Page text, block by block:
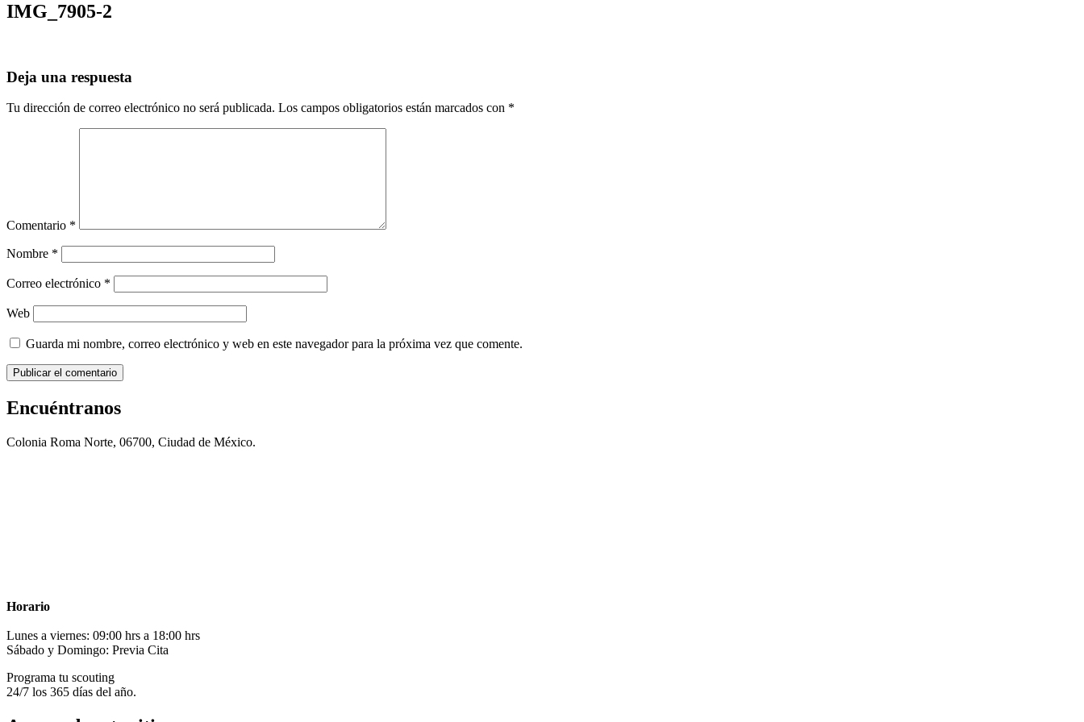
IMG_7905-2
Deja una respuesta
Tu dirección de correo electrónico no será publicada. Los campos obligatorios están marcados con *
Comentario *
Nombre *
Correo electrónico *
Web
Guarda mi nombre, correo electrónico y web en este navegador para la próxima vez que comente.
Encuéntranos
Colonia Roma Norte, 06700, Ciudad de México.
Horario
Lunes a viernes: 09:00 hrs a 18:00 hrs
Sábado y Domingo: Previa Cita
Programa tu scouting
24/7 los 365 días del año.